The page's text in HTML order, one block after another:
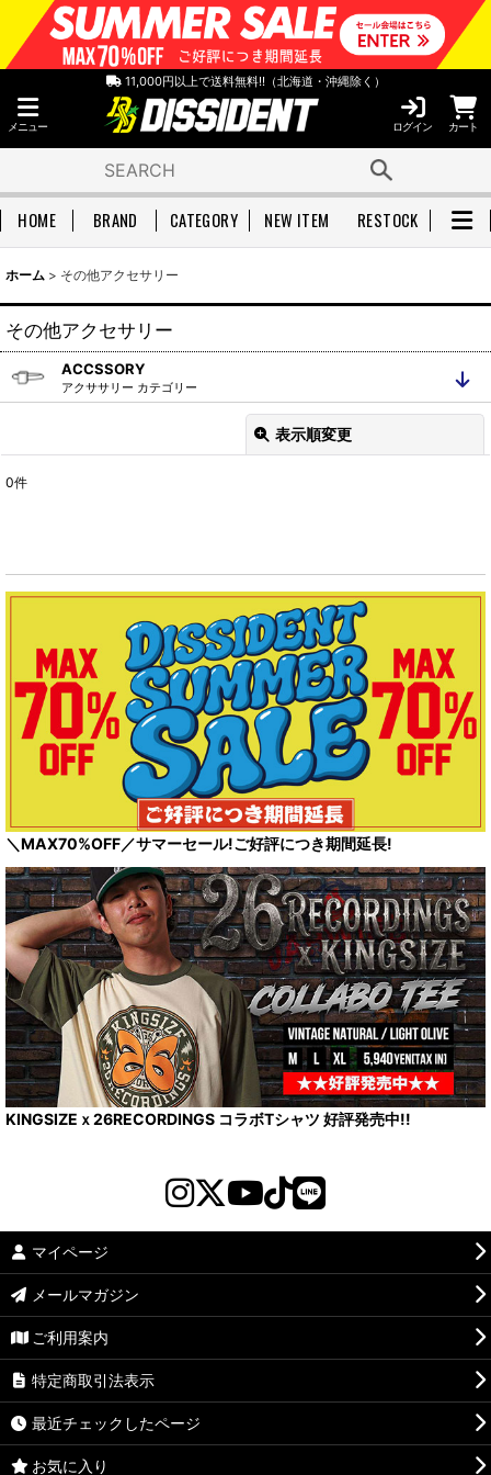
11,000円以上で送料無料!!（北海道・沖縄除く）
メニュー ログイン カート
HOME BRAND CATEGORY NEW ITEM RESTOCK
ホーム > その他アクセサリー
その他アクセサリー
ACCSSORY
アクササリー カテゴリー
ネックレス
表示順変更
並び順:
絞り込む
0件
＼MAX70%OFF／サマーセール!ご好評につき期間延長!
KINGSIZEｘ26RECORDINGS コラボTシャツ 好評発売中!!
マイページ
メールマガジン
ご利用案内
特定商取引法表示
最近チェックしたページ
お気に入り